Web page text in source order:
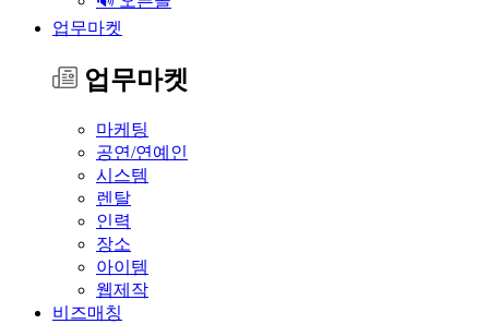
업무마켓
업무마켓
마케팅
공연/연예인
시스템
렌탈
인력
장소
아이템
웹제작
비즈매칭